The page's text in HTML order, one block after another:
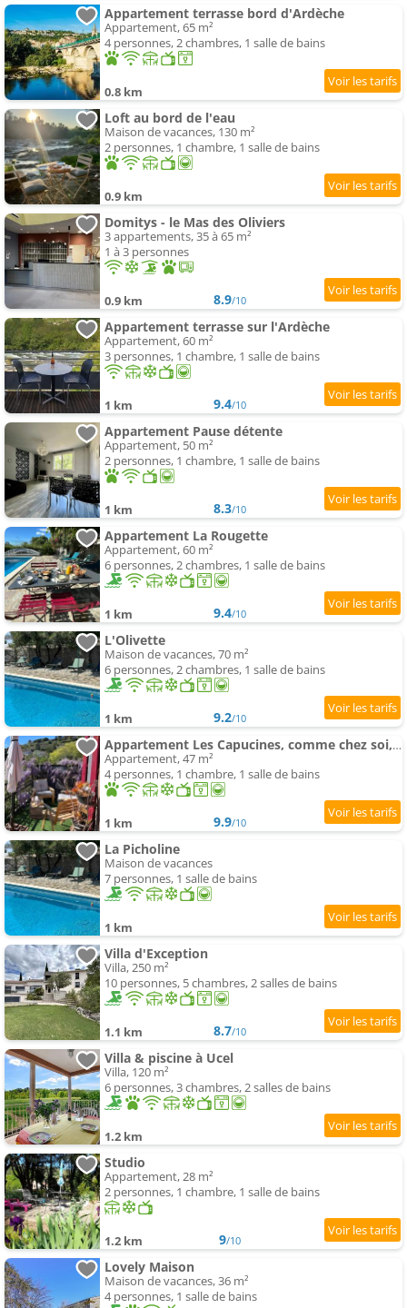
Appartement terrasse bord d'Ardèche
Appartement, 65 m²
4 personnes, 2 chambres, 1 salle de bains
0.8 km
Loft au bord de l'eau
Maison de vacances, 130 m²
2 personnes, 1 chambre, 1 salle de bains
0.9 km
Domitys - le Mas des Oliviers
3 appartements, 35 à 65 m²
1 à 3 personnes
0.9 km 8.9/10
Appartement terrasse sur l'Ardèche
Appartement, 60 m²
3 personnes, 1 chambre, 1 salle de bains
1 km 9.4/10
Appartement Pause détente
Appartement, 50 m²
2 personnes, 1 chambre, 1 salle de bains
1 km 8.3/10
Appartement La Rougette
Appartement, 60 m²
6 personnes, 2 chambres, 1 salle de bains
1 km 9.4/10
L'Olivette
Maison de vacances, 70 m²
6 personnes, 2 chambres, 1 salle de bains
1 km 9.2/10
Appartement Les Capucines, comme chez soi, loin de chez soi
Appartement, 47 m²
4 personnes, 1 chambre, 1 salle de bains
1 km 9.9/10
La Picholine
Maison de vacances
7 personnes, 1 salle de bains
1 km
Villa d'Exception
Villa, 250 m²
10 personnes, 5 chambres, 2 salles de bains
1.1 km 8.7/10
Villa & piscine à Ucel
Villa, 120 m²
6 personnes, 3 chambres, 2 salles de bains
1.2 km
Studio
Appartement, 28 m²
2 personnes, 1 chambre, 1 salle de bains
1.2 km 9/10
Lovely Maison
Maison de vacances, 36 m²
4 personnes, 1 salle de bains